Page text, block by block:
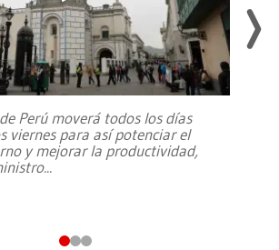
Perú moverá todos los días
viernes para así potenciar el
y mejorar la productividad,
...